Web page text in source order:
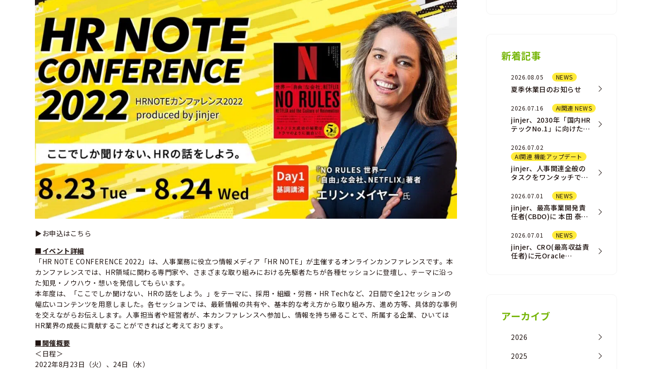
▶お申込はこちら
■イベント詳細
「HR NOTE CONFERENCE 2022」は、人事業務に役立つ情報メディア「HR NOTE」が主催するオンラインカンファレンスです。本
カンファレンスでは、HR領域に関わる専門家や、さまざまな取り組みにおける先駆者たちが各種セッションに登壇し、テーマに沿っ
た知見・ノウハウ・想いを発信してもらいます。
本年度は、「ここでしか聞けない、HRの話をしよう。」をテーマに、採用・組織・労務・HR Techなど、2日間で全12セッションの
幅広いコンテンツを用意しました。各セッションでは、最新情報の共有や、基本的な考え方から取り組み方、進め方等、具体的な事例
を交えながらお伝えします。人事担当者や経営者が、本カンファレンスへ参加し、情報を持ち帰ることで、所属する企業、ひいては
HR業界の成長に貢献することができればと考えております。
■開催概要
＜日程＞
2022年8月23日（火）、24日（水）
新着記事
2026.08.05 NEWS
夏季休業日のお知らせ
2026.07.16 AI関連 NEWS
jinjer、2030年「国内HR
テックNo.1」に向けた新
組織戦略を発表
2026.07.02
AI関連 機能アップデート
jinjer、人事関連全般の
タスクをワンタッチで完
Assistant（AIアシスタ
ント）」機能を一部ユ
ー…
2026.07.01 NEWS
jinjer、最高事業開発責
任者(CBDO)に 本田 泰佑
2026.07.01 NEWS
jinjer、CRO(最高収益責
任者)に元Oracle
アーカイブ
2026
2025